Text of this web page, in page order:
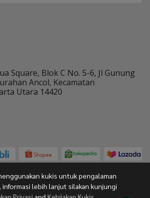
kukis untuk pengalaman
informasi lebih lanjut silakan kunjungi
Square, Blok C No. 5-6, Jl Gunung
Ancol, Kecamatan
Utara 14420